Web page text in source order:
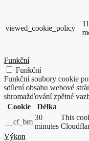
viewed_cookie_policy
11
Funkční
Funkční
Funkční soubory cookie
sdílení obsahu webové
shromažďování zpětné
Cookie
Délka
__cf_bm
30
minutes
This
Výkon